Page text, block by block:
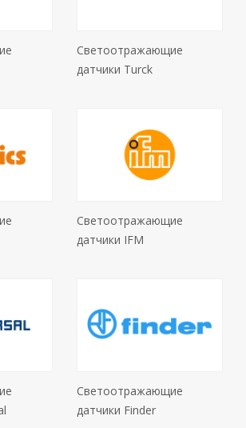
Светоотражающие
датчики Turck
Светоотражающие
датчики IFM
Светоотражающие
датчики Finder